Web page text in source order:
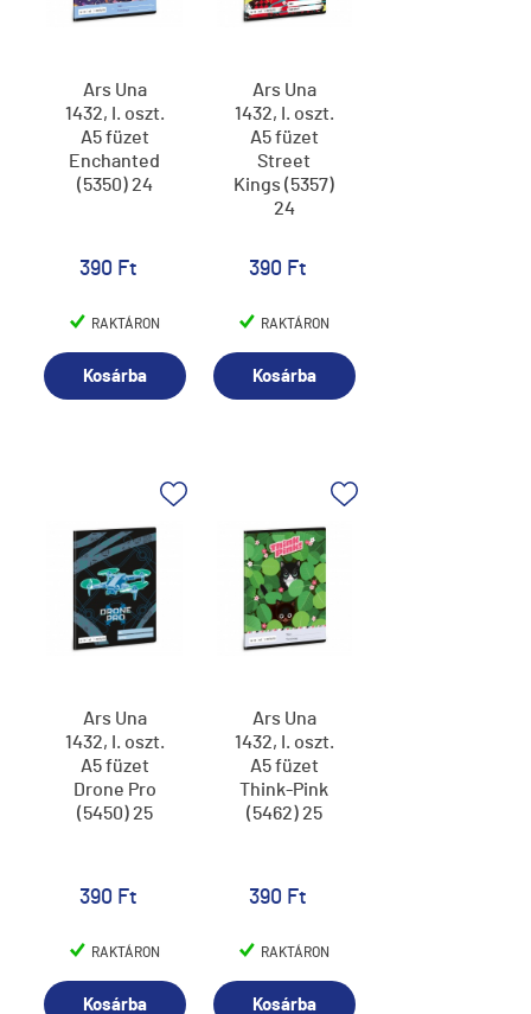
Ars Una
1432, I. oszt.
A5 füzet
Enchanted
(5350) 24
390 Ft
RAKTÁRON
Kosárba
Ars Una
1432, I. oszt.
A5 füzet
Street
Kings (5357)
24
390 Ft
RAKTÁRON
Kosárba
Ars Una
1432, I. oszt.
A5 füzet
Drone Pro
(5450) 25
390 Ft
RAKTÁRON
Kosárba
Ars Una
1432, I. oszt.
A5 füzet
Think-Pink
(5462) 25
390 Ft
RAKTÁRON
Kosárba